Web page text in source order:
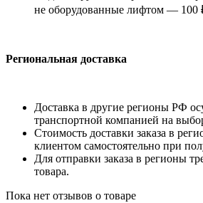
не оборудованные лифтом — 100
Региональная доставка
Доставка в другие регионы РФ
транспортной компанией на
Стоимость доставки заказа в
клиентом самостоятельно при
Для отправки заказа в регионы
товара.
Пока нет отзывов о товаре